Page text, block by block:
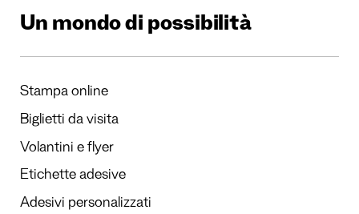
Un mondo di possibilità
Stampa online
Biglietti da visita
Volantini e flyer
Etichette adesive
Adesivi personalizzati